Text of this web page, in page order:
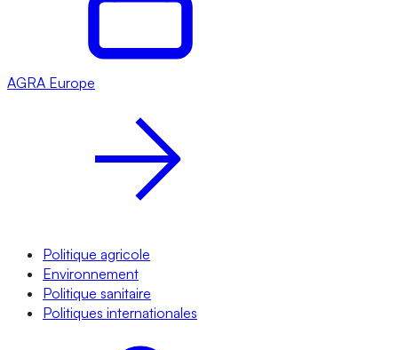
AGRA Europe
Politique agricole
Environnement
Politique sanitaire
Politiques internationales